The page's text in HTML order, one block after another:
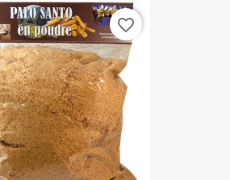
favorite_border